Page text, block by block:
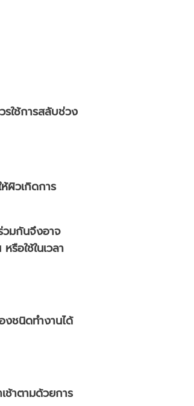
ใช้การสลับช่วง
ผิวเกิดการ
มกันจึงอาจ
อใช้ในเวลา
งชนิดทำงานได้
ช้าตามด้วยการ